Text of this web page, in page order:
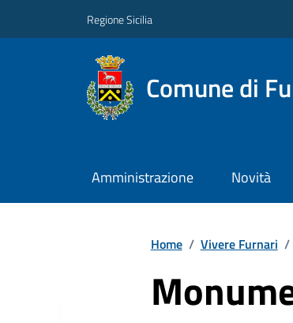
Regione Sicilia
Comune di
Amministrazione Novità
Home / Vivere Furnari /